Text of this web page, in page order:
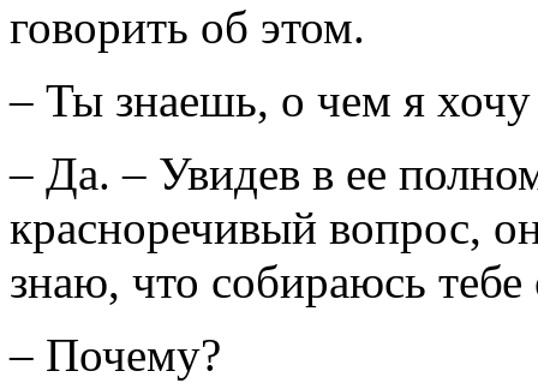
говорить об этом.
– Ты знаешь, о чем я хочу
– Да. – Увидев в ее
красноречивый вопрос,
знаю, что собираюсь тебе
– Почему?